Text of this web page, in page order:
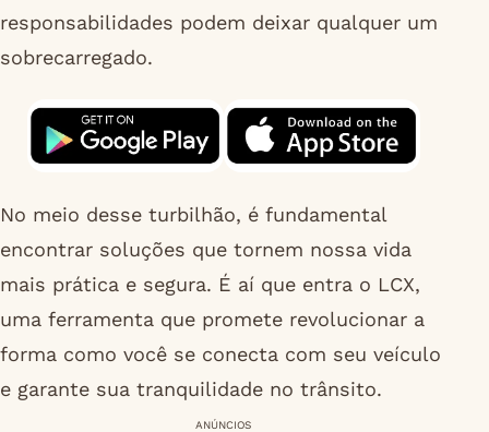
responsabilidades podem deixar qualquer um
sobrecarregado.
No meio desse turbilhão, é fundamental
encontrar soluções que tornem nossa vida
mais prática e segura. É aí que entra o LCX,
uma ferramenta que promete revolucionar a
forma como você se conecta com seu veículo
e garante sua tranquilidade no trânsito.
ANÚNCIOS